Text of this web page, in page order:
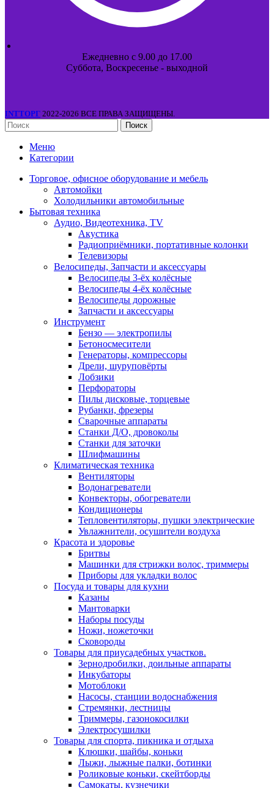
Ежедневно с 9.00 до 17.00
Суббота, Воскресенье - выходной
INTТОРГ 2022-2026 ВСЕ ПРАВА ЗАЩИЩЕНЫ.
Поиск
Меню
Категории
Торговое, офисное оборудование и мебель
Автомойки
Холодильники автомобильные
Бытовая техника
Аудио, Видеотехника, TV
Акустика
Радиоприёмники, портативные колонки
Телевизоры
Велосипеды, Запчасти и аксессуары
Велосипеды 3-ёх колёсные
Велосипеды 4-ёх колёсные
Велосипеды дорожные
Запчасти и аксессуары
Инструмент
Бензо — электропилы
Бетоносмесители
Генераторы, компрессоры
Дрели, шуруповёрты
Лобзики
Перфораторы
Пилы дисковые, торцевые
Рубанки, фрезеры
Сварочные аппараты
Станки Д/О, дровоколы
Станки для заточки
Шлифмашины
Климатическая техника
Вентиляторы
Водонагреватели
Конвекторы, обогреватели
Кондиционеры
Тепловентиляторы, пушки электрические
Увлажнители, осушители воздуха
Красота и здоровье
Бритвы
Машинки для стрижки волос, триммеры
Приборы для укладки волос
Посуда и товары для кухни
Казаны
Мантоварки
Наборы посуды
Ножи, ножеточки
Сковороды
Товары для приусадебных участков.
Зернодробилки, доильные аппараты
Инкубаторы
Мотоблоки
Насосы, станции водоснабжения
Стремянки, лестницы
Триммеры, газонокосилки
Электросушилки
Товары для спорта, пикника и отдыха
Клюшки, шайбы, коньки
Лыжи, лыжные палки, ботинки
Роликовые коньки, скейтборды
Самокаты, кузнечики